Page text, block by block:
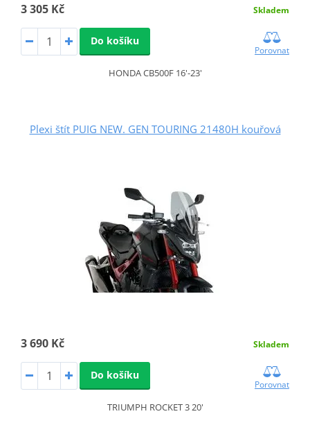
3 305 Kč Skladem
Do košíku
Porovnat
HONDA CB500F 16'-23'
Plexi štít PUIG NEW. GEN TOURING 21480H kouřová
3 690 Kč Skladem
Do košíku
Porovnat
TRIUMPH ROCKET 3 20'